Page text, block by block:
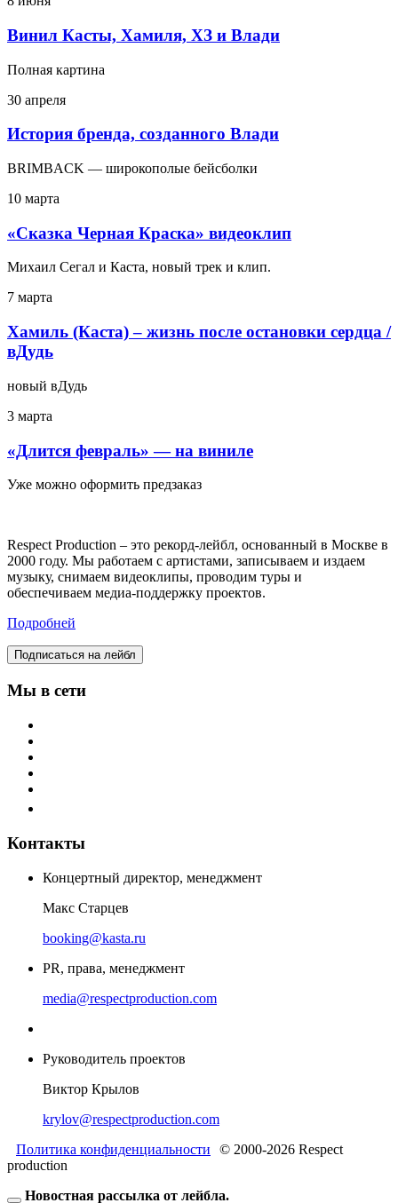
Винил Касты, Хамиля, ХЗ и Влади
Полная картина
30 апреля
История бренда, созданного Влади
BRIMBACK — широкополые бейсболки
10 марта
«Сказка Черная Краска» видеоклип
Михаил Сегал и Каста, новый трек и клип.
7 марта
Хамиль (Каста) – жизнь после остановки сердца /
вДудь
новый вДудь
3 марта
«Длится февраль» — на виниле
Уже можно оформить предзаказ
Respect Production – это рекорд-лейбл, основанный в Москве в
2000 году. Мы работаем с артистами, записываем и издаем
музыку, снимаем видеоклипы, проводим туры и
обеспечиваем медиа-поддержку проектов.
Подробней
Подписаться на лейбл
Мы в сети
Контакты
Концертный директор, менеджмент
Макс Старцев
booking@kasta.ru
PR, права, менеджмент
media@respectproduction.com
Руководитель проектов
Виктор Крылов
krylov@respectproduction.com
Политика конфиденциальности
© 2000-2026 Respect
production
Новостная рассылка от лейбла.